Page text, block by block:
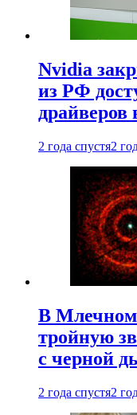
Nvidia
из РФ
драйверов
2 года спустя2
В
тройную
с черной
2 года спустя2